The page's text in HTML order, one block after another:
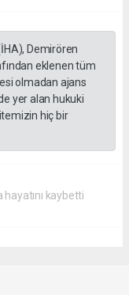
Demirören
eklenen tüm
olmadan ajans
yer alan hukuki
hiç bir
kaybetti